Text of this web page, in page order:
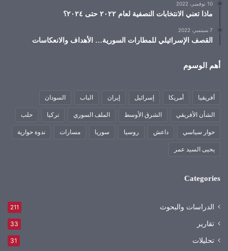
10 نوفمبر، 2022
ماذا تعني الانتخابات النصفية لعام ٢٠٢٢ حتى ٢٠٢٤؟
7 سبتمبر، 2022
القصف الإسرائيلي للمطارات السورية… الأهداف والانعكاسات
أهم الوسوم
أفريقيا أمريكا إسرائيل إيران الباب السودان
الشأن الأفريقي الشرق الأوسط الملف السوري تركيا حلب
حوار سياسي داعش روسيا سوريا مسارات ندوة حوارية
يحيى السيد عمر
Categories
الدراسات والبحوث 211
تقارير 33
تحليلات 31